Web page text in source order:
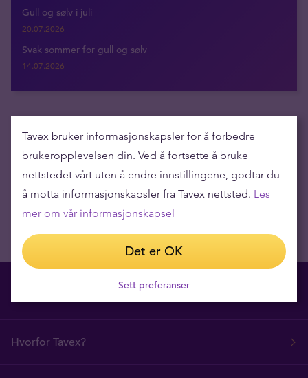
Gull og sølv i juli
20.07.2026
Svak sommer for gull og sølv
14.07.2026
Få siste nyheter levert til innboksen din
Hvorfor Tavex?
Tavex bruker informasjonskapsler for å forbedre
brukeropplevelsen din. Ved å fortsette å bruke
nettstedet vårt uten å endre innstillingene, godtar du
å motta informasjonskapsler fra Tavex nettsted. Les
mer om vår informasjonskapsel
Det er OK
Sett preferanser